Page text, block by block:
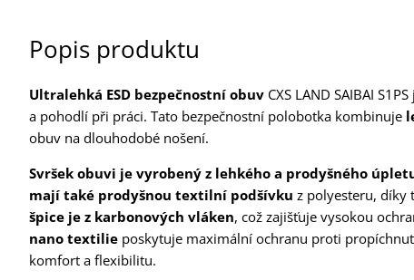
Popis produktu
Ultralehká ESD bezpečnostní obuv CXS LAND SAIBAI
a pohodlí při práci. Tato bezpečnostní polobotka kombinuje
obuv na dlouhodobé nošení.
Svršek obuvi je vyrobený z lehkého a prodyšného
mají také prodyšnou textilní podšívku z polyesteru, díky
špice je z karbonových vláken, což zajišťuje vysokou
nano textilie poskytuje maximální ochranu proti
komfort a flexibilitu.